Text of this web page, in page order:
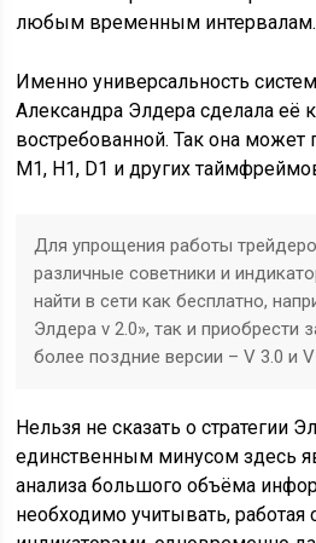
любым временным интервалам.
Именно универсальность
Александра Элдера сделала её
востребованной. Так она
М1, H1, D1 и других
Для упрощения работы
различные советники и
найти в сети как бесплатно,
Элдера v 2.0», так и приобрести
более поздние версии – V 3.0 и V
Нельзя не сказать о стратегии
единственным минусом здесь
анализа большого объёма
необходимо учитывать, работая